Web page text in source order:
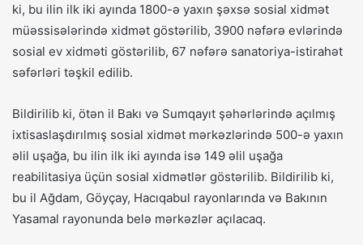
ki, bu ilin ilk iki ayında 1800-ə yaxın şəxsə sosial xidmət
müəssisələrində xidmət göstərilib, 3900 nəfərə evlərində
sosial ev xidməti göstərilib, 67 nəfərə sanatoriya-istirahət
səfərləri təşkil edilib.
Bildirilib ki, ötən il Bakı və Sumqayıt şəhərlərində açılmış
ixtisaslaşdırılmış sosial xidmət mərkəzlərində 500-ə yaxın
əlil uşağa, bu ilin ilk iki ayında isə 149 əlil uşağa
reabilitasiya üçün sosial xidmətlər göstərilib. Bildirilib ki,
bu il Ağdam, Göyçay, Hacıqabul rayonlarında və Bakının
Yasamal rayonunda belə mərkəzlər açılacaq.